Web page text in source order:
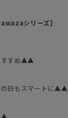
シリーズ】
すすめ▲▲
の日もスマートに▲▲